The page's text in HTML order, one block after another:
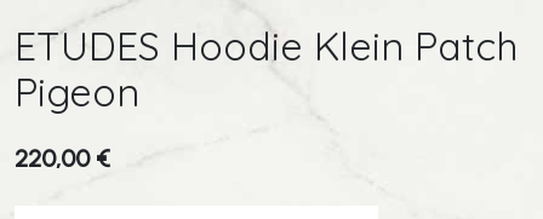
ETUDES Hoodie Klein Patch
Pigeon
220,00 €